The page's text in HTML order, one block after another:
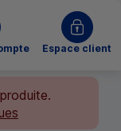
Mutuel
Espace client